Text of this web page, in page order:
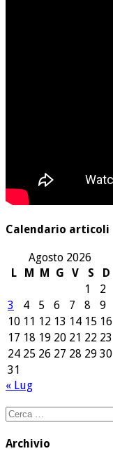
Calendario articoli
Agosto 2026
L
M M G V S
D
1
2
3
4 5 6 7 8
9
10 11 12 13 14 15 16
17 18 19 20 21 22 23
24 25 26 27 28 29 30
31
« Lug
Ricerca
Archivio